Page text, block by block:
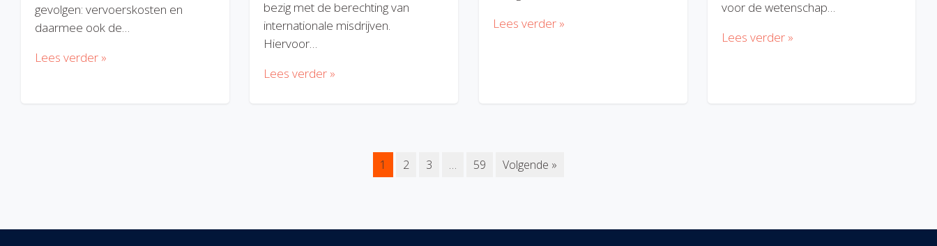
gevolgen: vervoerskosten en
daarmee ook de…
Lees verder »
bezig met de berechting van
internationale misdrijven.
Hiervoor…
Lees verder »
Lees verder »
voor de wetenschap…
Lees verder »
1 2 3 … 59 Volgende »